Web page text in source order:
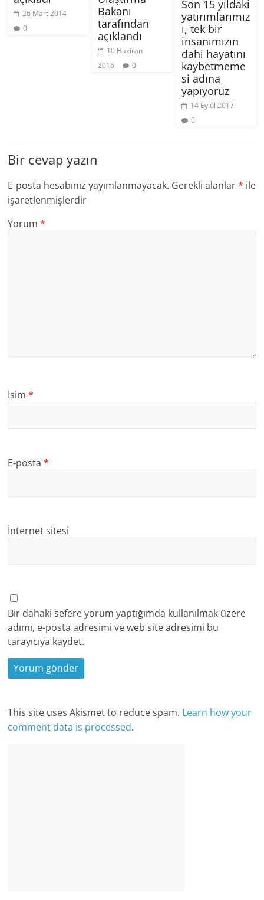
26 Mart 2014
0
Bakanı
tarafından
açıklandı
10 Haziran
2016
0
Son 15 yıldaki
yatırımlarımız
ı, tek bir
insanımızın
dahi hayatını
kaybetmeme
si adına
yapıyoruz
14 Eylül 2017
0
Bir cevap yazın
E-posta hesabınız yayımlanmayacak. Gerekli alanlar* ile
işaretlenmişlerdir
Yorum*
İsim*
E-posta*
İnternet sitesi
Bir dahaki sefere yorum yaptığımda kullanılmak üzere
adımı, e-posta adresimi ve web site adresimi bu
tarayıcıya kaydet.
This site uses Akismet to reduce spam. Learn how your
comment data is processed.